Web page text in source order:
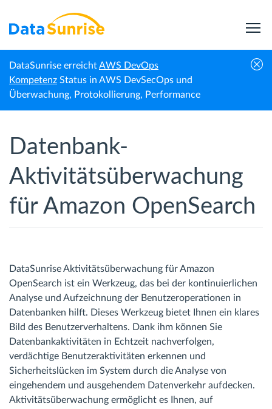
DataSunrise erreichtAWS DevOps
Kompetenz Status in AWS DevSecOps und
Überwachung, Protokollierung, Performance
Startseite Amazon OpenSearch Aktivitätsüberwachung
Datenbank-
Aktivitätsüberwachung
für Amazon OpenSearch
DataSunrise Aktivitätsüberwachung für Amazon
OpenSearch ist ein Werkzeug, das bei der kontinuierlichen
Analyse und Aufzeichnung der Benutzeroperationen in
Datenbanken hilft. Dieses Werkzeug bietet Ihnen ein klares
Bild des Benutzerverhaltens. Dank ihm können Sie
Datenbankaktivitäten in Echtzeit nachverfolgen,
verdächtige Benutzeraktivitäten erkennen und
Sicherheitslücken im System durch die Analyse von
eingehendem und ausgehendem Datenverkehr aufdecken.
Aktivitätsüberwachung ermöglicht es Ihnen, auf